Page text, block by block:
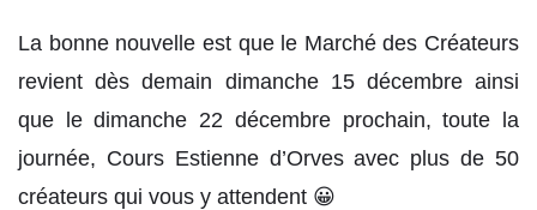
La bonne nouvelle est que le Marché des Créateurs
revient dès demain dimanche 15 décembre ainsi
que le dimanche 22 décembre prochain, toute la
journée, Cours Estienne d’Orves avec plus de 50
créateurs qui vous y attendent 😀